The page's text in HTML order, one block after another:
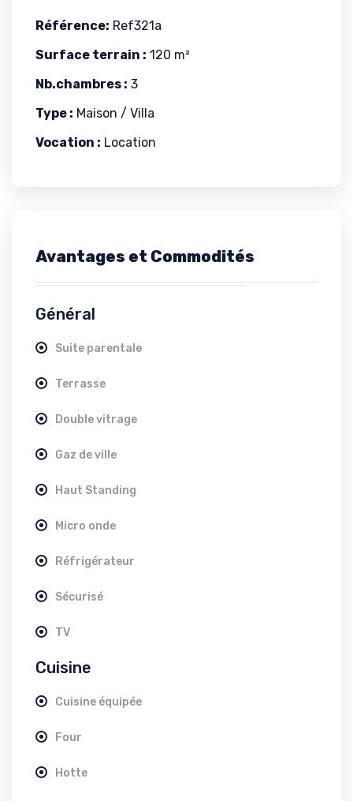
Référence: Ref321a
Surface terrain : 120 m²
Nb.chambres : 3
Type : Maison / Villa
Vocation : Location
Avantages et Commodités
Général
Suite parentale
Terrasse
Double vitrage
Gaz de ville
Haut Standing
Micro onde
Réfrigérateur
Sécurisé
TV
Cuisine
Cuisine équipée
Four
Hotte